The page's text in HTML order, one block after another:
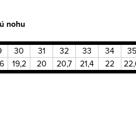
nohu
30 31 32 33 34
35
19,2 20 20,7 21,4 22